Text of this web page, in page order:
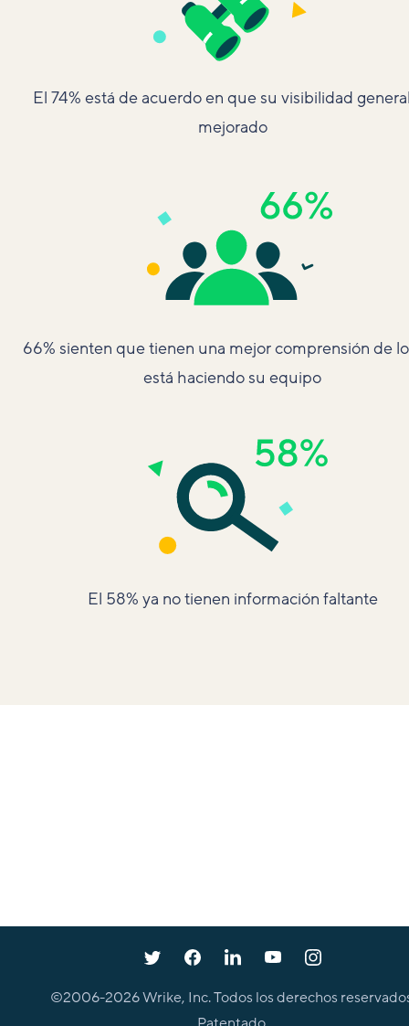
El 74% está de acuerdo en que su visibilidad
mejorado
66% sienten que tienen una mejor comprensión de
está haciendo su equipo
El 58% ya no tienen información faltante
©2006-2026Wrike, Inc. Todos los derechos